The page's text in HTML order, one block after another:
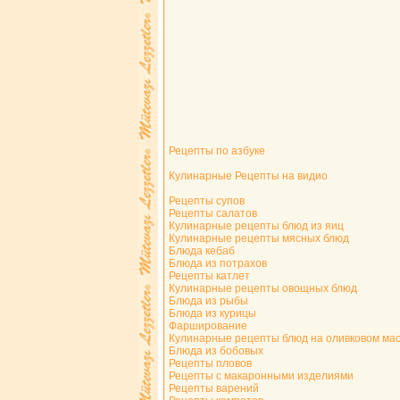
Рецепты по азбуке
Кулинарные Рецепты на видио
Рецепты супов
Рецепты салатов
Кулинарные рецепты блюд из яиц
Кулинарные рецепты мясных блюд
Блюда кебаб
Блюда из потрахов
Рецепты катлет
Кулинарные рецепты овощных блюд
Блюда из рыбы
Блюда из курицы
Фарширование
Кулинарные рецепты блюд на оливковом
Блюда из бобовых
Рецепты пловов
Рецепты с макаронными изделиями
Рецепты варений